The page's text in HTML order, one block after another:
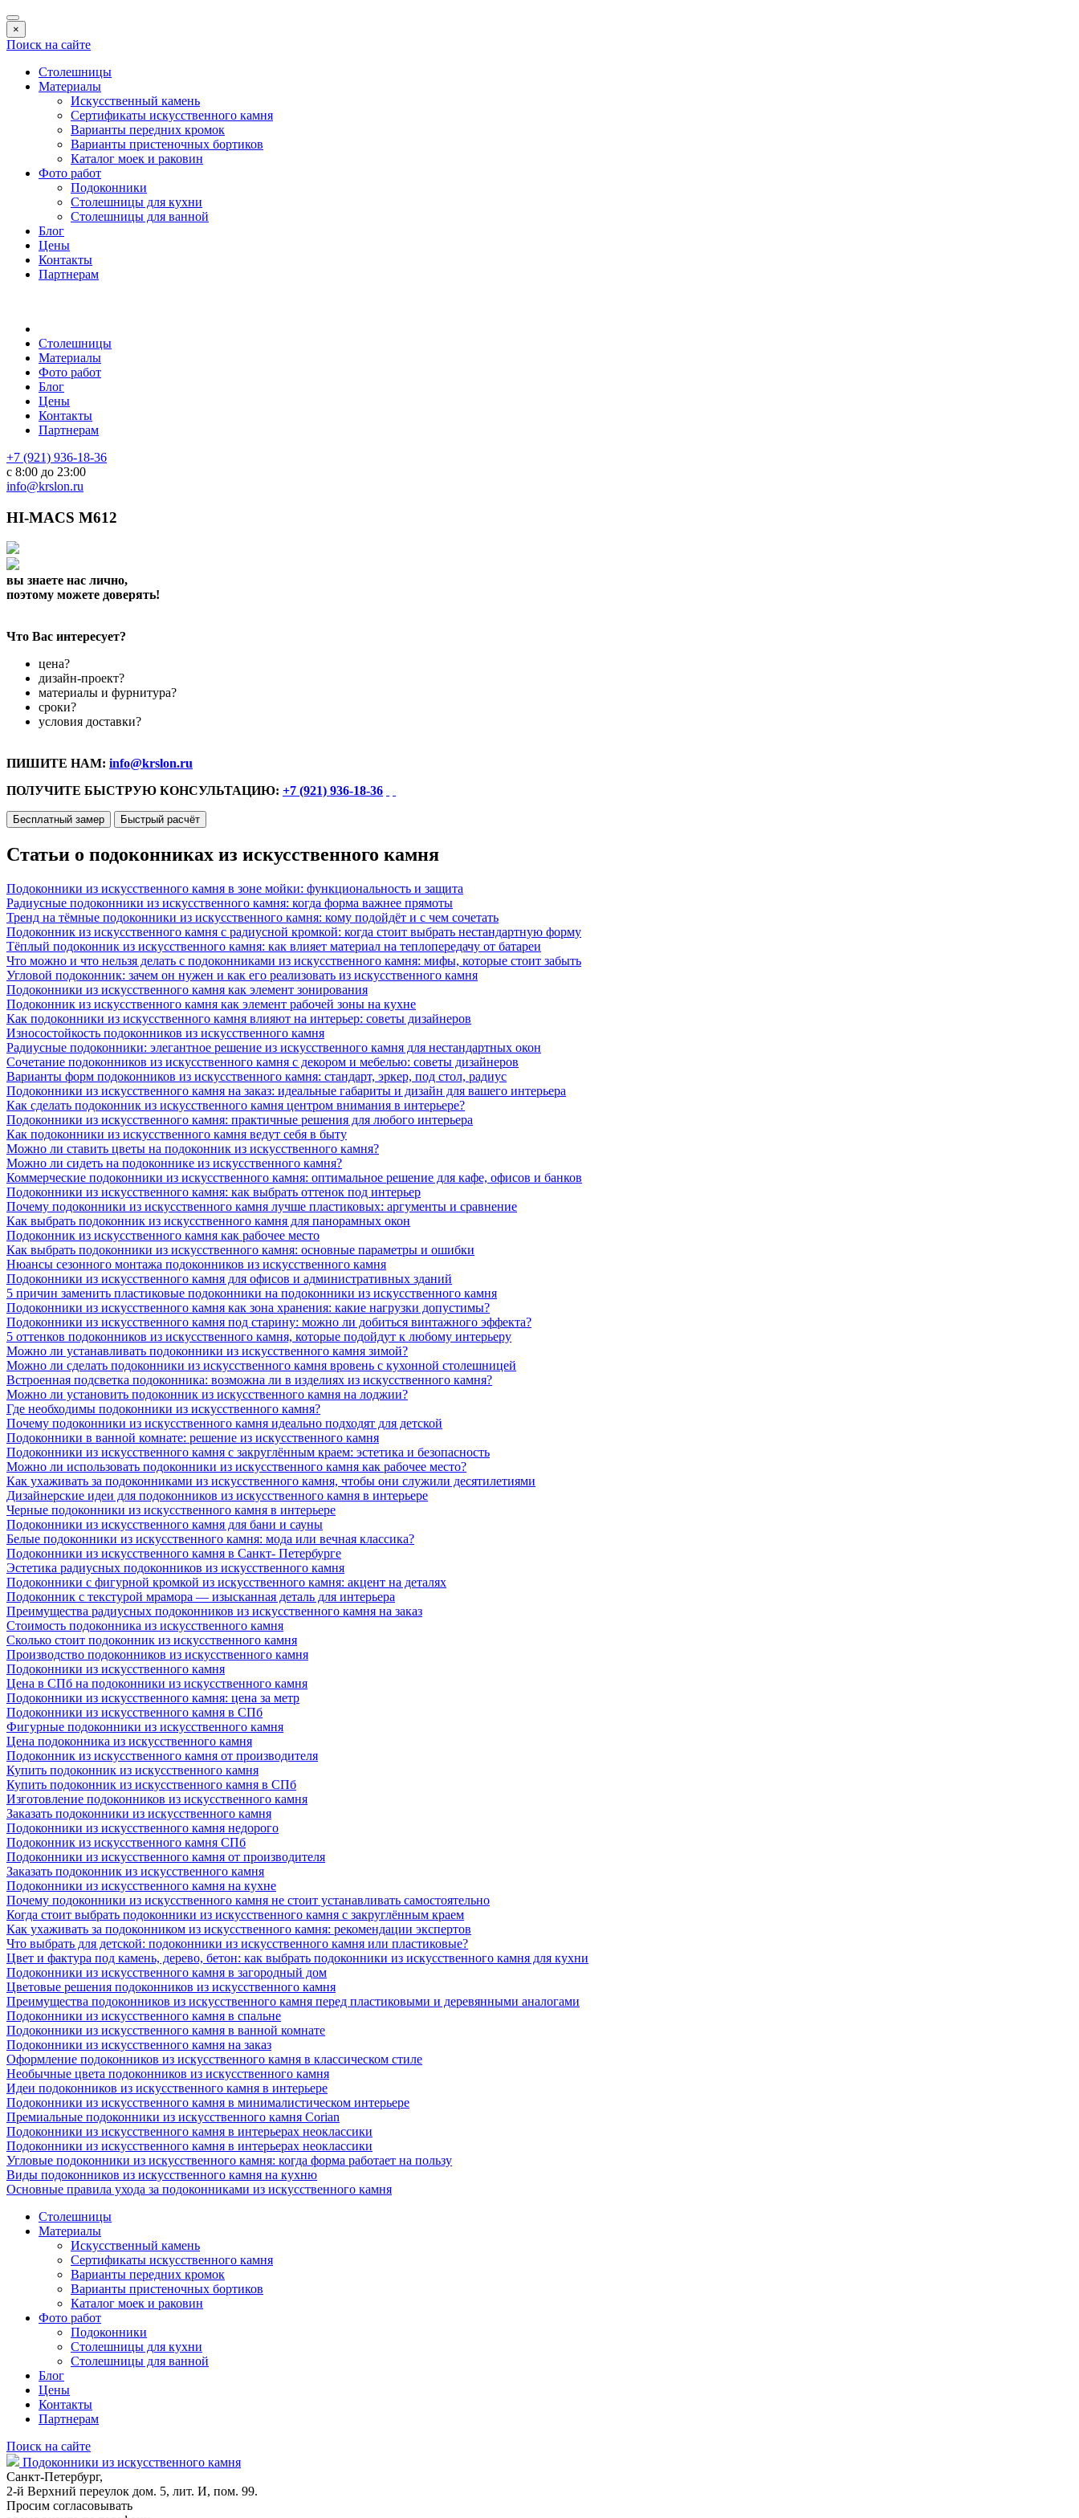
×
Поиск на сайте
Столешницы
Материалы
Искусственный камень
Сертификаты искусственного камня
Варианты передних кромок
Варианты пристеночных бортиков
Каталог моек и раковин
Фото работ
Подоконники
Столешницы для кухни
Столешницы для ванной
Блог
Цены
Контакты
Партнерам
Столешницы
Материалы
Фото работ
Блог
Цены
Контакты
Партнерам
+7 (921) 936-18-36
с 8:00 до 23:00
info@krslon.ru
HI-MACS M612
вы знаете нас лично,
поэтому можете доверять!
Что Вас интересует?
цена?
дизайн-проект?
материалы и фурнитура?
сроки?
условия доставки?
ПИШИТЕ НАМ: info@krslon.ru
ПОЛУЧИТЕ БЫСТРУЮ КОНСУЛЬТАЦИЮ: +7 (921) 936-18-36
Бесплатный замер Быстрый расчёт
Статьи о подоконниках из искусственного камня
Подоконники из искусственного камня в зоне мойки: функциональность и защита
Радиусные подоконники из искусственного камня: когда форма важнее прямоты
Тренд на тёмные подоконники из искусственного камня: кому подойдёт и с чем сочетать
Подоконник из искусственного камня с радиусной кромкой: когда стоит выбрать нестандартную форму
Тёплый подоконник из искусственного камня: как влияет материал на теплопередачу от батареи
Что можно и что нельзя делать с подоконниками из искусственного камня: мифы, которые стоит забыть
Угловой подоконник: зачем он нужен и как его реализовать из искусственного камня
Подоконники из искусственного камня как элемент зонирования
Подоконник из искусственного камня как элемент рабочей зоны на кухне
Как подоконники из искусственного камня влияют на интерьер: советы дизайнеров
Износостойкость подоконников из искусственного камня
Радиусные подоконники: элегантное решение из искусственного камня для нестандартных окон
Сочетание подоконников из искусственного камня с декором и мебелью: советы дизайнеров
Варианты форм подоконников из искусственного камня: стандарт, эркер, под стол, радиус
Подоконники из искусственного камня на заказ: идеальные габариты и дизайн для вашего интерьера
Как сделать подоконник из искусственного камня центром внимания в интерьере?
Подоконники из искусственного камня: практичные решения для любого интерьера
Как подоконники из искусственного камня ведут себя в быту
Можно ли ставить цветы на подоконник из искусственного камня?
Можно ли сидеть на подоконнике из искусственного камня?
Коммерческие подоконники из искусственного камня: оптимальное решение для кафе, офисов и банков
Подоконники из искусственного камня: как выбрать оттенок под интерьер
Почему подоконники из искусственного камня лучше пластиковых: аргументы и сравнение
Как выбрать подоконник из искусственного камня для панорамных окон
Подоконник из искусственного камня как рабочее место
Как выбрать подоконники из искусственного камня: основные параметры и ошибки
Нюансы сезонного монтажа подоконников из искусственного камня
Подоконники из искусственного камня для офисов и административных зданий
5 причин заменить пластиковые подоконники на подоконники из искусственного камня
Подоконники из искусственного камня как зона хранения: какие нагрузки допустимы?
Подоконники из искусственного камня под старину: можно ли добиться винтажного эффекта?
5 оттенков подоконников из искусственного камня, которые подойдут к любому интерьеру
Можно ли устанавливать подоконники из искусственного камня зимой?
Можно ли сделать подоконники из искусственного камня вровень с кухонной столешницей
Встроенная подсветка подоконника: возможна ли в изделиях из искусственного камня?
Можно ли установить подоконник из искусственного камня на лоджии?
Где необходимы подоконники из искусственного камня?
Почему подоконники из искусственного камня идеально подходят для детской
Подоконники в ванной комнате: решение из искусственного камня
Подоконники из искусственного камня с закруглённым краем: эстетика и безопасность
Можно ли использовать подоконники из искусственного камня как рабочее место?
Как ухаживать за подоконниками из искусственного камня, чтобы они служили десятилетиями
Дизайнерские идеи для подоконников из искусственного камня в интерьере
Черные подоконники из искусственного камня в интерьере
Подоконники из искусственного камня для бани и сауны
Белые подоконники из искусственного камня: мода или вечная классика?
Подоконники из искусственного камня в Санкт- Петербурге
Эстетика радиусных подоконников из искусственного камня
Подоконники с фигурной кромкой из искусственного камня: акцент на деталях
Подоконник с текстурой мрамора — изысканная деталь для интерьера
Преимущества радиусных подоконников из искусственного камня на заказ
Стоимость подоконника из искусственного камня
Сколько стоит подоконник из искусственного камня
Производство подоконников из искусственного камня
Подоконники из искусственного камня
Цена в СПб на подоконники из искусственного камня
Подоконники из искусственного камня: цена за метр
Подоконники из искусственного камня в СПб
Фигурные подоконники из искусственного камня
Цена подоконника из искусственного камня
Подоконник из искусственного камня от производителя
Купить подоконник из искусственного камня
Купить подоконник из искусственного камня в СПб
Изготовление подоконников из искусственного камня
Заказать подоконники из искусственного камня
Подоконники из искусственного камня недорого
Подоконник из искусственного камня СПб
Подоконники из искусственного камня от производителя
Заказать подоконник из искусственного камня
Подоконники из искусственного камня на кухне
Почему подоконники из искусственного камня не стоит устанавливать самостоятельно
Когда стоит выбрать подоконники из искусственного камня с закруглённым краем
Как ухаживать за подоконником из искусственного камня: рекомендации экспертов
Что выбрать для детской: подоконники из искусственного камня или пластиковые?
Цвет и фактура под камень, дерево, бетон: как выбрать подоконники из искусственного камня для кухни
Подоконники из искусственного камня в загородный дом
Цветовые решения подоконников из искусственного камня
Преимущества подоконников из искусственного камня перед пластиковыми и деревянными аналогами
Подоконники из искусственного камня в спальне
Подоконники из искусственного камня в ванной комнате
Подоконники из искусственного камня на заказ
Оформление подоконников из искусственного камня в классическом стиле
Необычные цвета подоконников из искусственного камня
Идеи подоконников из искусственного камня в интерьере
Подоконники из искусственного камня в минималистическом интерьере
Премиальные подоконники из искусственного камня Corian
Подоконники из искусственного камня в интерьерах неоклассики
Подоконники из искусственного камня в интерьерах неоклассики
Угловые подоконники из искусственного камня: когда форма работает на пользу
Виды подоконников из искусственного камня на кухню
Основные правила ухода за подоконниками из искусственного камня
Столешницы
Материалы
Искусственный камень
Сертификаты искусственного камня
Варианты передних кромок
Варианты пристеночных бортиков
Каталог моек и раковин
Фото работ
Подоконники
Столешницы для кухни
Столешницы для ванной
Блог
Цены
Контакты
Партнерам
Поиск на сайте
Подоконники из искусственного камня
Санкт-Петербург,
2-й Верхний переулок дом. 5, лит. И, пом. 99.
Просим согласовывать